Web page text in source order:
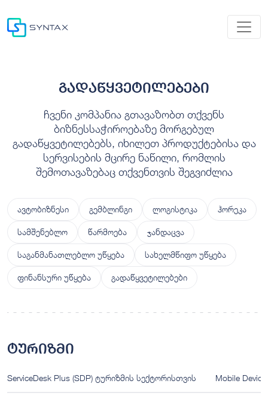
გადაწყვეტილებები
ჩვენი კომპანია გთავაზობთ თქვენს
ბიზნესსაჭიროებაზე მორგებულ
გადაწყვეტილებებს, იხილეთ პროდუქტებისა და
სერვისების მცირე ნაწილი, რომლის
შემოთავაზებაც თქვენთვის შეგვიძლია
ავტობიზნესი გემბლინგი ლოგისტიკა ჰორეკა
სამშენებლო წარმოება ჯანდაცვა
საგანმანათლებლო უწყება სახელმწიფო უწყება
ფინანსური უწყება გადაწყვეტილებები
ტურიზმი
ServiceDesk Plus (SDP) ტურიზმის სექტორისთვის Mobile